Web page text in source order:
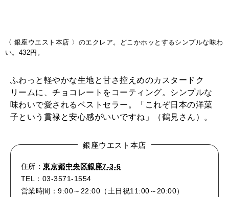
〈 銀座ウエスト本店 〉のエクレア。どこかホッとするシンプルな味わ
い。432円。
ふわっと軽やかな生地と甘さ控えめのカスタードク
リームに、チョコレートをコーティング。シンプルな
味わいで愛されるベストセラー。「これぞ日本の洋菓
子という貫禄と安心感がいいですね」（鶴見さん）。
銀座ウエスト本店
住所：東京都中央区銀座7-3-6
TEL：03-3571-1554
営業時間：9:00～22:00（土日祝11:00～20:00）